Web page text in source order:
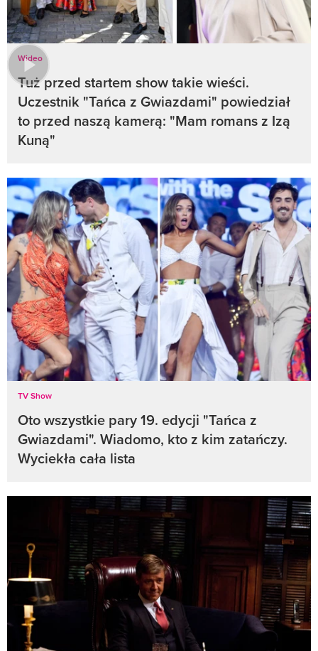
Wideo
Tuż przed startem show takie wieści.
Uczestnik "Tańca z Gwiazdami" powiedział
to przed naszą kamerą: "Mam romans z Izą
Kuną"
TV Show
Oto wszystkie pary 19. edycji "Tańca z
Gwiazdami". Wiadomo, kto z kim zatańczy.
Wyciekła cała lista